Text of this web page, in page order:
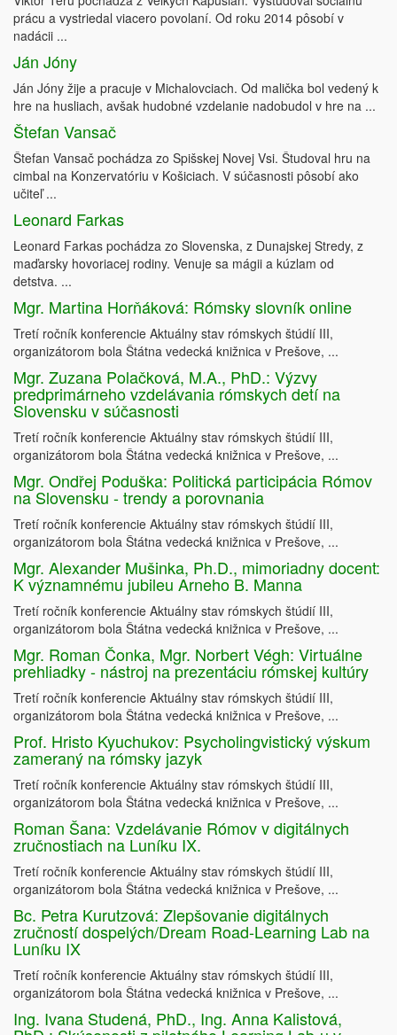
prácu a vystriedal viacero povolaní. Od roku 2014 pôsobí v
nadácii ...
Ján Jóny
Ján Jóny žije a pracuje v Michalovciach. Od malička bol vedený k
hre na husliach, avšak hudobné vzdelanie nadobudol v hre na ...
Štefan Vansač
Štefan Vansač pochádza zo Spišskej Novej Vsi. Študoval hru na
cimbal na Konzervatóriu v Košiciach. V súčasnosti pôsobí ako
učiteľ ...
Leonard Farkas
Leonard Farkas pochádza zo Slovenska, z Dunajskej Stredy, z
maďarsky hovoriacej rodiny. Venuje sa mágii a kúzlam od
detstva. ...
Mgr. Martina Horňáková: Rómsky slovník online
Tretí ročník konferencie Aktuálny stav rómskych štúdií III,
organizátorom bola Štátna vedecká knižnica v Prešove, ...
Mgr. Zuzana Polačková, M.A., PhD.: Výzvy
predprimárneho vzdelávania rómskych detí na
Slovensku v súčasnosti
Tretí ročník konferencie Aktuálny stav rómskych štúdií III,
organizátorom bola Štátna vedecká knižnica v Prešove, ...
Mgr. Ondřej Poduška: Politická participácia Rómov
na Slovensku - trendy a porovnania
Tretí ročník konferencie Aktuálny stav rómskych štúdií III,
organizátorom bola Štátna vedecká knižnica v Prešove, ...
Mgr. Alexander Mušinka, Ph.D., mimoriadny docent:
K významnému jubileu Arneho B. Manna
Tretí ročník konferencie Aktuálny stav rómskych štúdií III,
organizátorom bola Štátna vedecká knižnica v Prešove, ...
Mgr. Roman Čonka, Mgr. Norbert Végh: Virtuálne
prehliadky - nástroj na prezentáciu rómskej kultúry
Tretí ročník konferencie Aktuálny stav rómskych štúdií III,
organizátorom bola Štátna vedecká knižnica v Prešove, ...
Prof. Hristo Kyuchukov: Psycholingvistický výskum
zameraný na rómsky jazyk
Tretí ročník konferencie Aktuálny stav rómskych štúdií III,
organizátorom bola Štátna vedecká knižnica v Prešove, ...
Roman Šana: Vzdelávanie Rómov v digitálnych
zručnostiach na Luníku IX.
Tretí ročník konferencie Aktuálny stav rómskych štúdií III,
organizátorom bola Štátna vedecká knižnica v Prešove, ...
Bc. Petra Kurutzová: Zlepšovanie digitálnych
zručností dospelých/Dream Road-Learning Lab na
Luníku IX
Tretí ročník konferencie Aktuálny stav rómskych štúdií III,
organizátorom bola Štátna vedecká knižnica v Prešove, ...
Ing. Ivana Studená, PhD., Ing. Anna Kalistová,